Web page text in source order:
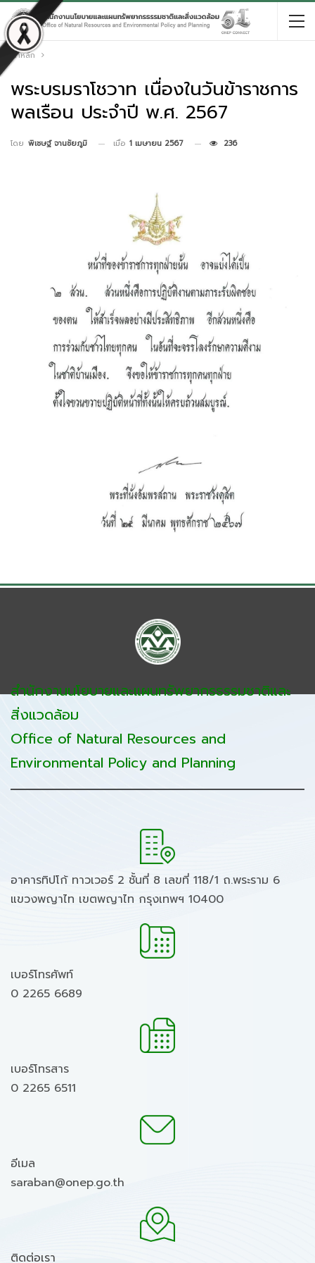
หน้าหลัก
พระบรมราโชวาท เนื่องในวันข้าราชการ
พลเรือน ประจำปี พ.ศ. 2567
โดย พิเชษฐ์ จานชัยภูมิ เมื่อ 1 เมษายน 2567 236
สำนักงานนโยบายและแผนทรัพยากรธรรมชาติและ
สิ่งแวดล้อม
Office of Natural Resources and
Environmental Policy and Planning
อาคารทิปโก้ ทาวเวอร์ 2 ชั้นที่ 8 เลขที่ 118/1 ถ.พระราม 6
แขวงพญาไท เขตพญาไท กรุงเทพฯ 10400
เบอร์โทรศัพท์
0 2265 6689
เบอร์โทรสาร
0 2265 6511
อีเมล
saraban@onep.go.th
ติดต่อเรา